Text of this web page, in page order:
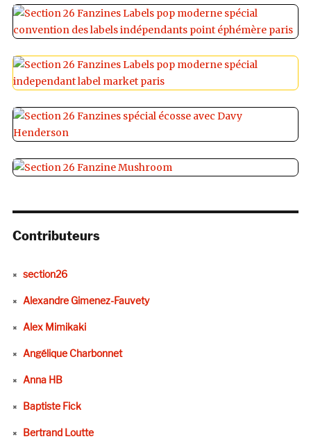
Contributeurs
section26
Alexandre Gimenez-Fauvety
Alex Mimikaki
Angélique Charbonnet
Anna HB
Baptiste Fick
Bertrand Loutte